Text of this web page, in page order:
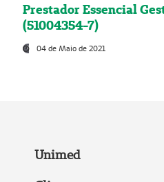
Prestador Essencial
(51004354-7)
04 de Maio de 2021
Unimed